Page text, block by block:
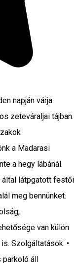
napján várja
zeteváraljai tájban.
a Madarasi
a hegy lábánál.
által látpgatott festői
meg bennünket.
van külön
Szolgáltatások: •
parkoló áll